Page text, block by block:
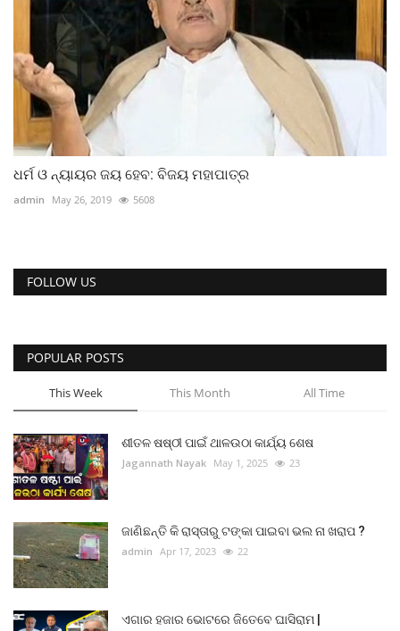
ଧର୍ମ ଓ ନ୍ୟାୟର ଜୟ ହେବ: ବିଜୟ ମହାପାତ୍ର
admin May 26, 2019 5608
FOLLOW US
POPULAR POSTS
This Week This Month All Time
ଶୀତଳ ଷଷ୍ଠୀ ପାଇଁ ଥାଳଉଠା କାର୍ଯ୍ୟ ଶେଷ
Jagannath Nayak May 1, 2025 23
ଜାଣିଛନ୍ତି କି ରାସ୍ତାରୁ ଟଙ୍କା ପାଇବା ଭଲ ନା ଖରାପ ?
admin Apr 17, 2023 22
ଏଗାର ହଜାର ଭୋଟରେ ଜିତେବେ ଘାସିରାମ |